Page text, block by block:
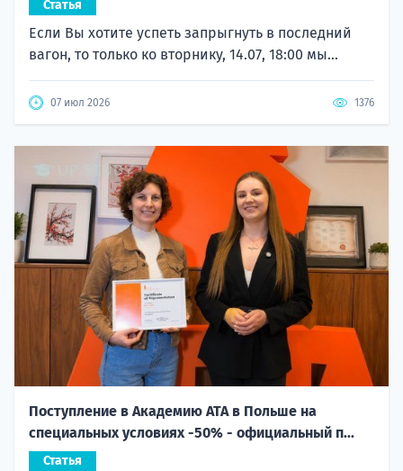
Статья
Если Вы хотите успеть запрыгнуть в последний
вагон, то только ко вторнику, 14.07, 18:00 мы...
07 июл 2026 1376
Поступление в Академию ATA в Польше на
специальных условиях -50% - официальный п...
Статья